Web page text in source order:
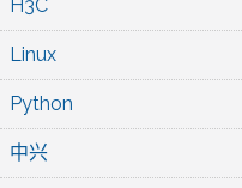
H3C
Linux
Python
中兴